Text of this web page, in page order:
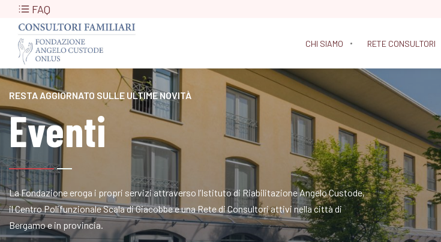
FAQ
CHI SIAMO RETE CONSULTORI
RESTA AGGIORNATO SULLE ULTIME NOVITÀ
Eventi
La Fondazione eroga i propri servizi attraverso l’Istituto di Riabilitazione Angelo Custode,
il Centro Polifunzionale Scala di Giacobbe e una Rete di Consultori attivi nella città di
Bergamo e in provincia.